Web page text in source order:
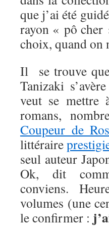
que j’ai été
rayon « pô cher
choix, quand on
Il se trouve
Tanizaki
veut se mettre
romans,
Coupeur de
littéraire
seul auteur
Ok, dit
conviens.
volumes (une
le confirmer :